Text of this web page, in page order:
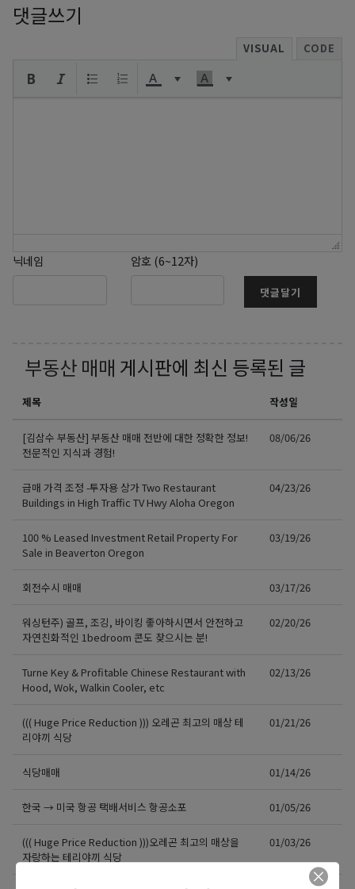
댓글쓰기
VISUAL CODE
닉네임 암호 (6~12자)
댓글달기
부동산 매매 게시판에 최신 등록된 글
제목 작성일
[김삼수 부동산] 부동산 매매 전반에 대한 정확한 정보!
전문적인 지식과 경험!
08/06/26
급매 가격 조정 -투자용 상가 Two Restaurant
Buildings in High Traffic TV Hwy Aloha Oregon
04/23/26
100 % Leased Investment Retail Property For
Sale in Beaverton Oregon
03/19/26
회전수시 매매 03/17/26
워싱턴주) 골프, 조깅, 바이킹 좋아하시면서 안전하고
자연친화적인 1bedroom 콘도 찾으시는 분!
02/20/26
Turne Key & Profitable Chinese Restaurant with
Hood, Wok, Walkin Cooler, etc
02/13/26
((( Huge Price Reduction ))) 오레곤 최고의 매상 테
리야끼 식당
01/21/26
식당매매 01/14/26
한국 → 미국 항공 택배서비스 항공소포 01/05/26
((( Huge Price Reduction )))오레곤 최고의 매상을
자랑하는 테리야끼 식당
01/03/26